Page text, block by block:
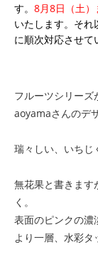
す。 8月8日（土
いたします。そ
に順次対応させて
フルーツシリー
aoyamaさんのデ
瑞々しい、いちじ
無花果と書きます
く。
表面のピンクの濃
より一層、水彩タ